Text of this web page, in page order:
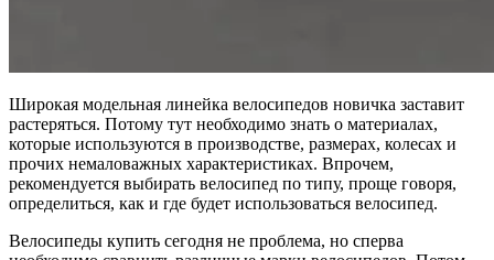
Широкая модельная линейка велосипедов новичка заставит
растеряться. Потому тут необходимо знать о материалах,
которые используются в производстве, размерах, колесах и
прочих немаловажных характеристиках. Впрочем,
рекомендуется выбирать велосипед по типу, проще говоря,
определиться, как и где будет использоваться велосипед.
Велосипеды купить сегодня не проблема, но сперва